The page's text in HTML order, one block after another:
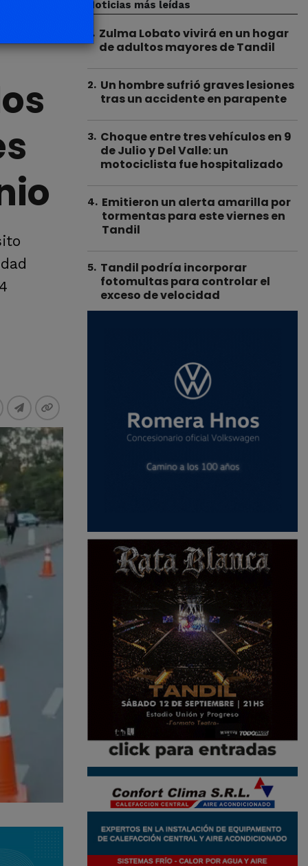
Noticias más leídas
. Zulma Lobato vivirá en un hogar
de adultos mayores de Tandil
2. Un hombre sufrió graves lesiones
tras un accidente en parapente
3. Choque entre tres vehículos en 9
de Julio y Del Valle: un
motociclista fue hospitalizado
4. Emitieron un alerta amarilla por
tormentas para este viernes en
Tandil
5. Tandil podría incorporar
fotomultas para controlar el
exceso de velocidad